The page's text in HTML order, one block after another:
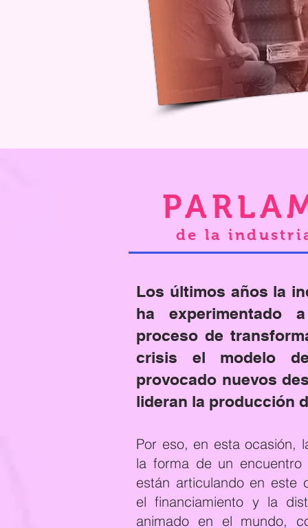
de la
Los últimos años la
ha experimentado
proceso de
crisis el modelo
provocado nuevos
lideran la producción
Por eso, en esta ocasión,
la forma de un
están articulando en este
el financiamiento y la
animado en el mundo,